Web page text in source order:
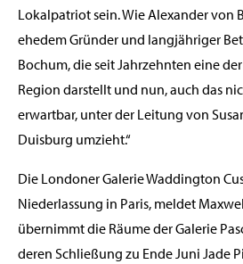
Lokalpatriot sein. Wie Alexander von
ehedem Gründer und langjähriger
Bochum, die seit Jahrzehnten eine
Region darstellt und nun, auch das
erwartbar, unter der Leitung von
Duisburg umzieht.“
Die Londoner Galerie Waddington
Niederlassung in Paris, meldet
übernimmt die Räume der Galerie
deren Schließung zu Ende Juni Jade